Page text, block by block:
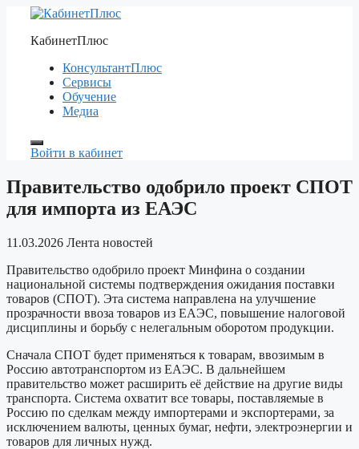
Перейти
содержимому
КабинетПлюс
КонсультантПлюс
Сервисы
Обучение
Медиа
Войти в кабинет
Правительство одобрило проект СПОТ
для импорта из ЕАЭС
11.03.2026 Лента новостей
Правительство одобрило проект Минфина о создании
национальной системы подтверждения ожидания поставки
товаров (СПОТ). Эта система направлена на улучшение
прозрачности ввоза товаров из ЕАЭС, повышение налоговой
дисциплины и борьбу с нелегальным оборотом продукции.
Сначала СПОТ будет применяться к товарам, ввозимым в
Россию автотранспортом из ЕАЭС. В дальнейшем
правительство может расширить её действие на другие виды
транспорта. Система охватит все товары, поставляемые в
Россию по сделкам между импортерами и экспортерами, за
исключением валюты, ценных бумаг, нефти, электроэнергии и
товаров для личных нужд.